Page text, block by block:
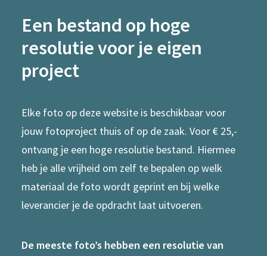
Een bestand op hoge
resolutie voor je eigen
project
Elke foto op deze website is beschikbaar voor
jouw fotoproject thuis of op de zaak. Voor € 25,-
ontvang je een hoge resolutie bestand. Hiermee
heb je alle vrijheid om zelf te bepalen op welk
materiaal de foto wordt geprint en bij welke
leverancier je de opdracht laat uitvoeren.
De meeste foto’s hebben een resolutie van